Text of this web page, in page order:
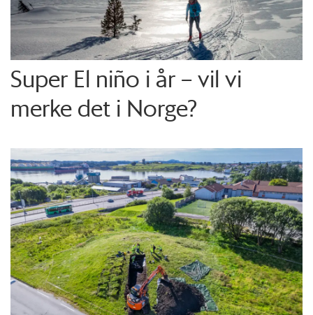
Super El niño i år – vil vi
merke det i Norge?